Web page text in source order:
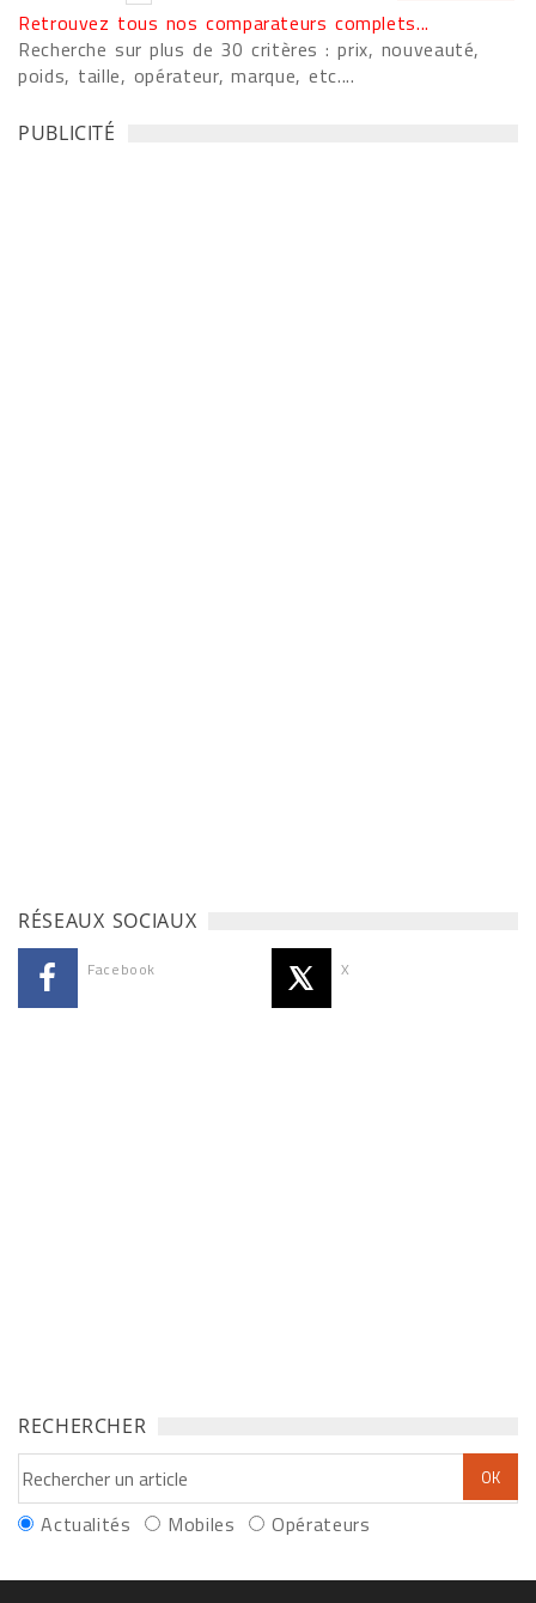
Retrouvez tous nos comparateurs complets...
Recherche sur plus de 30 critères : prix, nouveauté,
poids, taille, opérateur, marque, etc....
PUBLICITÉ
RÉSEAUX SOCIAUX
Facebook X
RECHERCHER
Actualités Mobiles Opérateurs